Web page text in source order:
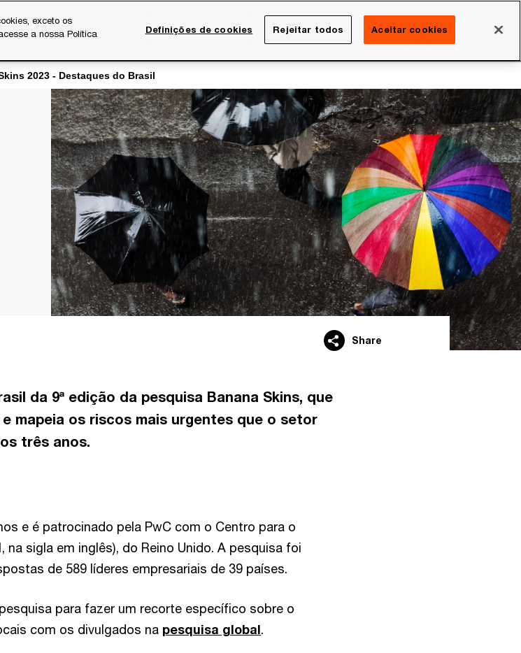
Sala de imprensa
2023 - Destaques do Brasil
Share
da 9ª edição da pesquisa Banana Skins, que
mapeia os riscos mais urgentes que o setor
três anos.
e é patrocinado pela PwC com o Centro para o
na sigla em inglês), do Reino Unido. A pesquisa foi
de 589 líderes empresariais de 39 países.
para fazer um recorte específico sobre o
com os divulgados na pesquisa global.
exceto os
a nossa Política
Definições de cookies Rejeitar todos Aceitar cookies